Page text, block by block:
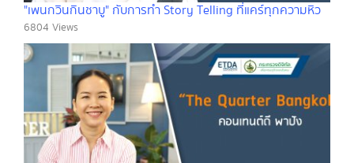
"เพนกวินกินชาบู" กับการทำ Story Telling ที่แคร์ทุกความหิว
6804 Views